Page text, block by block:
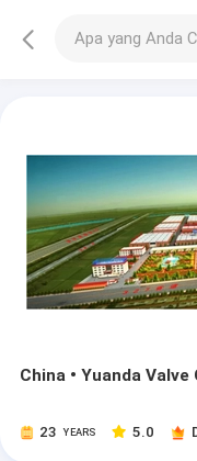
China • Yuanda
23 YEARS 5.0